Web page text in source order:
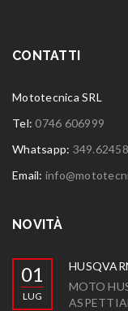
CONTATTI
Mototecnica SRL
Tel:0746 606999
Whatsapp:
Email:
NOVITÀ
01
LUG
MOTO